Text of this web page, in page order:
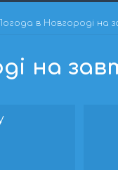
Погода в Новгороді на
на